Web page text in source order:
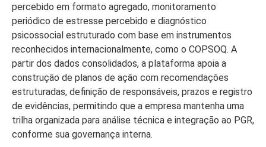
percebido em formato agregado, monitoramento
periódico de estresse percebido e diagnóstico
psicossocial estruturado com base em instrumentos
reconhecidos internacionalmente, como o COPSOQ. A
partir dos dados consolidados, a plataforma apoia a
construção de planos de ação com recomendações
estruturadas, definição de responsáveis, prazos e registro
de evidências, permitindo que a empresa mantenha uma
trilha organizada para análise técnica e integração ao PGR,
conforme sua governança interna.